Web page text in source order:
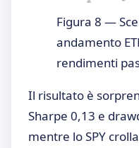
Figura 8 —
andamento
rendimenti
Il risultato è
Sharpe 0,13 e
mentre lo SPY